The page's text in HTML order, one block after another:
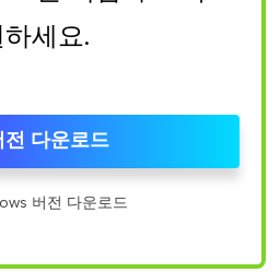
하세요.
전 다운로드
버전 다운로드